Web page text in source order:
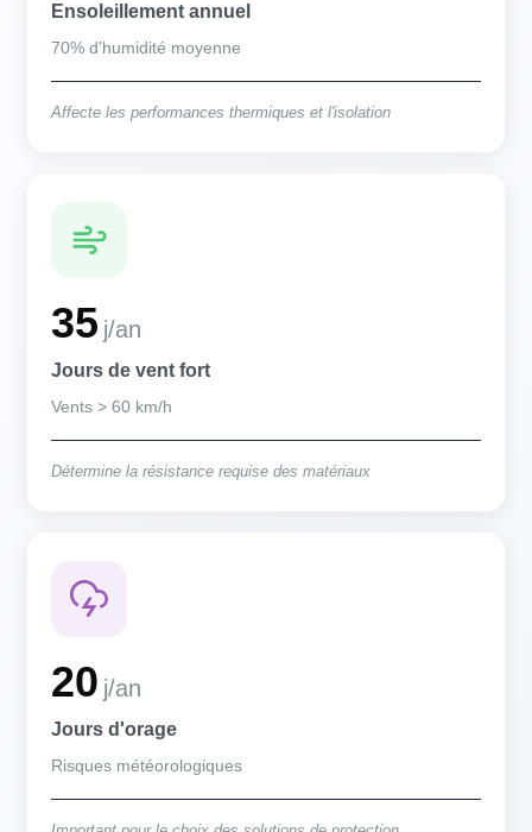
Ensoleillement annuel
70% d'humidité moyenne
Affecte les performances thermiques et l'isolation
35 j/an
Jours de vent fort
Vents > 60 km/h
Détermine la résistance requise des matériaux
20 j/an
Jours d'orage
Risques météorologiques